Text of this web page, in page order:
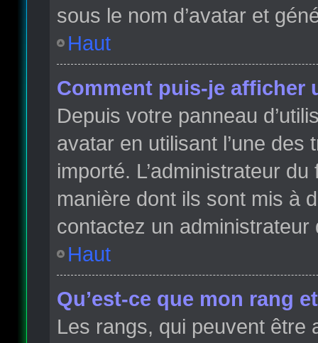
sous le nom d’avatar et
Haut
Comment puis-je afficher
Depuis votre panneau
avatar en utilisant l’une
importé. L’administrateur
manière dont ils sont mis à
contactez un administrateur
Haut
Qu’est-ce que mon rang
Les rangs, qui peuvent être